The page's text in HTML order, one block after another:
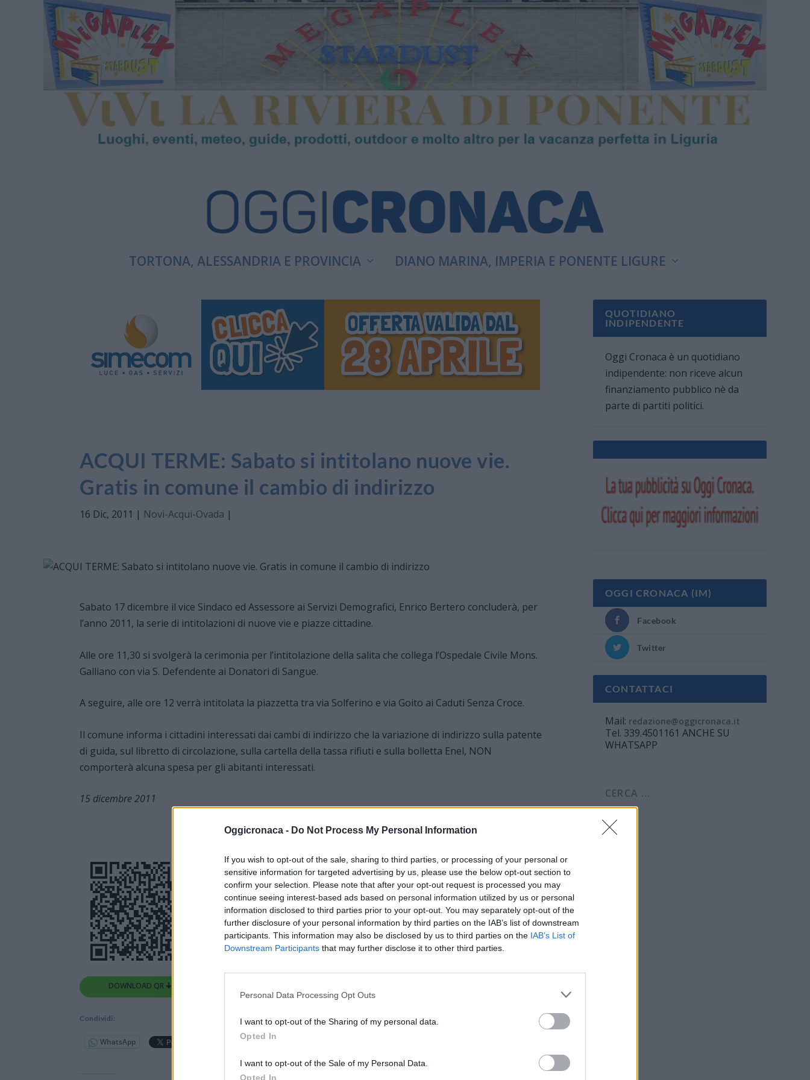
Oggicronaca - Do Not Process My Personal Information
If you wish to opt-out of the sale, sharing to third parties, or processing of your personal or
sensitive information for targeted advertising by us, please use the below opt-out section to
confirm your selection. Please note that after your opt-out request is processed you may
continue seeing interest-based ads based on personal information utilized by us or personal
information disclosed to third parties prior to your opt-out. You may separately opt-out of the
further disclosure of your personal information by third parties on the IAB’s list of downstream
participants. This information may also be disclosed by us to third parties on the IAB’s List of
Downstream Participants that may further disclose it to other third parties.
Personal Data Processing Opt Outs
I want to opt-out of the Sharing of my personal data.
Opted In
I want to opt-out of the Sale of my Personal Data.
Opted In
TORTONA, ALESSANDRIA E PROVINCIA DIANO MARINA, IMPERIA E PONENTE LIGURE
ACQUI TERME: Sabato si intitolano nuove vie.
Gratis in comune il cambio di indirizzo
16 Dic, 2011 | Novi-Acqui-Ovada |
Sabato 17 dicembre il vice Sindaco ed Assessore ai Servizi Demografici, Enrico Bertero concluderà, per
l’anno 2011, la serie di intitolazioni di nuove vie e piazze cittadine.
Alle ore 11,30 si svolgerà la cerimonia per l’intitolazione della salita che collega l’Ospedale Civile Mons.
Galliano con via S. Defendente ai Donatori di Sangue.
A seguire, alle ore 12 verrà intitolata la piazzetta tra via Solferino e via Goito ai Caduti Senza Croce.
Il comune informa i cittadini interessati dai cambi di indirizzo che la variazione di indirizzo sulla patente
di guida, sul libretto di circolazione, sulla cartella della tassa rifiuti e sulla bolletta Enel, NON
comporterà alcuna spesa per gli abitanti interessati.
15 dicembre 2011
DOWNLOAD QR 🠋
Condividi:
WhatsApp Telegram Stampa
QUOTIDIANO
INDIPENDENTE
Oggi Cronaca è un quotidiano
indipendente: non riceve alcun
finanziamento pubblico nè da
parte di partiti politici.
OGGI CRONACA (IM)
Facebook
Twitter
CONTATTACI
Mail: redazione@oggicronaca.it
Tel. 339.4501161 ANCHE SU
WHATSAPP